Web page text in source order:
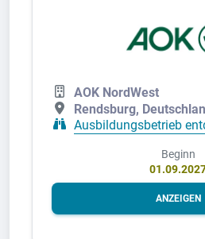
AOK NordWest
Rendsburg,
Ausbildungsbetrieb
Beginn
ANZEIGEN